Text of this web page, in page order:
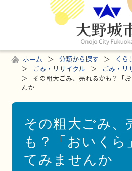
ホーム 分類から探す くら
ごみ・リサイクル
ごみ・リ
その粗大ごみ、売れるかも？「
んか
その粗大ごみ、
も？「おいくら
てみませんか